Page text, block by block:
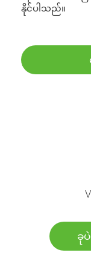
နိုင်ပါသည်။
ခု